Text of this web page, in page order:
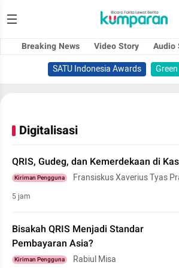
Breaking News Video Story Audio
SATU Indonesia Awards
Digitalisasi
QRIS, Gudeg, dan Kemerdekaan di
Kiriman Pengguna Fransiskus Xaverius Tyas
5 jam
Bisakah QRIS Menjadi Standar
Pembayaran Asia?
Kiriman Pengguna Rabiul Misa